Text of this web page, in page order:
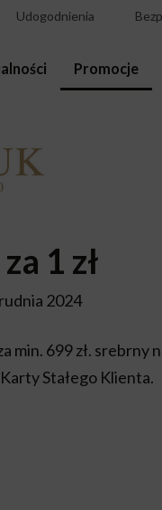
Udogodnienia
Promocje
1 zł
2024
min. 699 zł. srebrny
Stałego Klienta.